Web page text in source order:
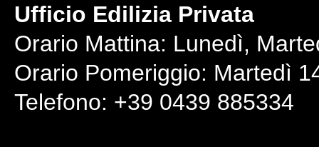
Ufficio Edilizia Privata
Orario Mattina: Lunedì,
Orario Pomeriggio: Martedì
Telefono: +39 0439 885334